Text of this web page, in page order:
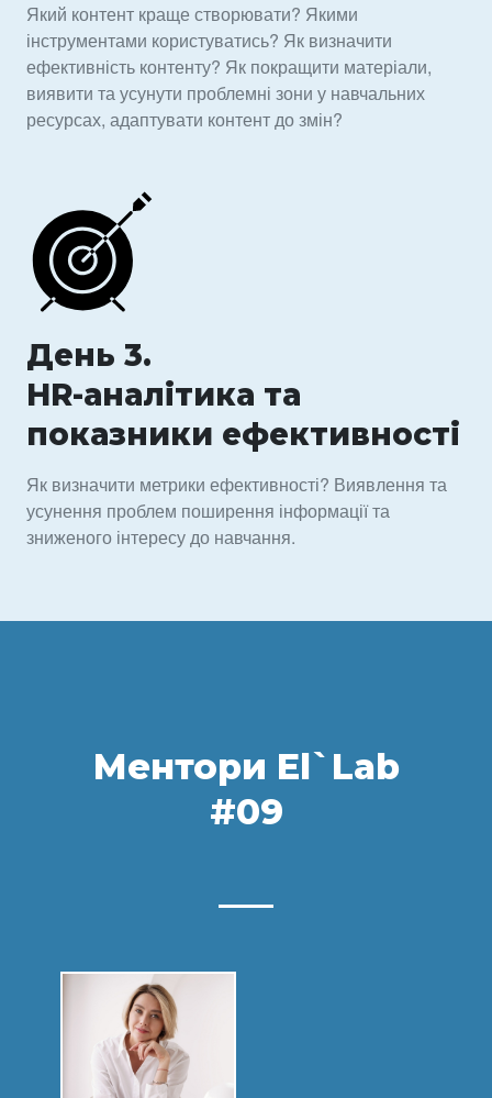
Який контент краще створювати? Якими
інструментами користуватись? Як визначити
ефективність контенту? Як покращити матеріали,
виявити та усунути проблемні зони у навчальних
ресурсах, адаптувати контент до змін?
День 3.
HR-аналітика та
показники ефективності
Як визначити метрики ефективності? Виявлення та
усунення проблем поширення інформації та
зниженого інтересу до навчання.
Ментори El`Lab
#09